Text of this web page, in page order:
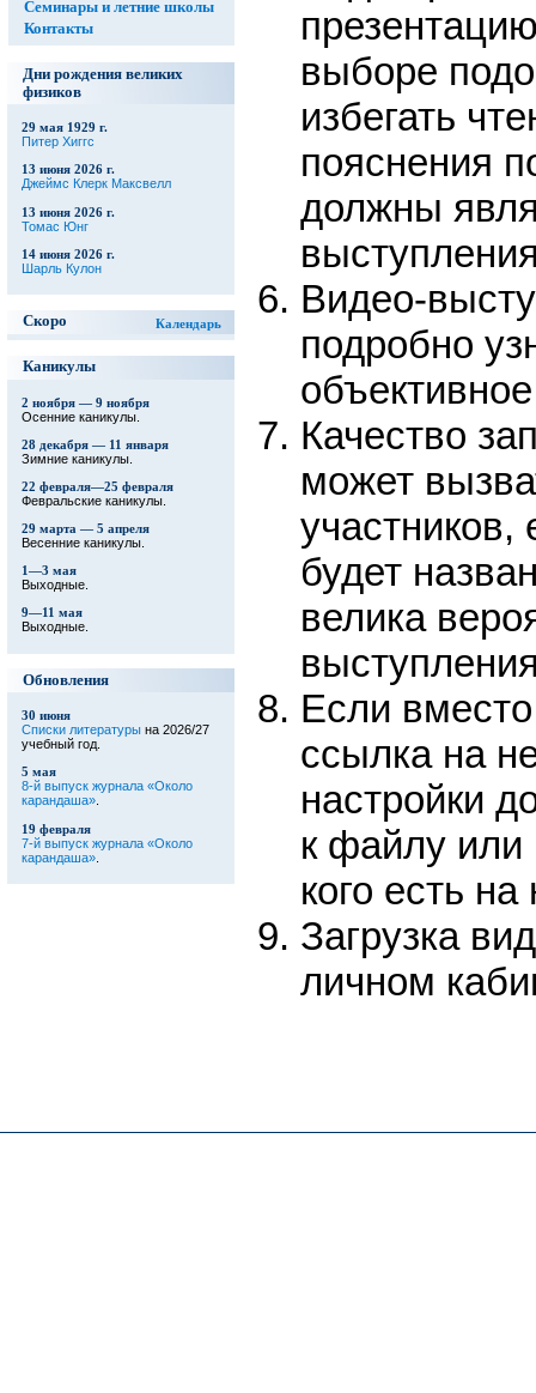
Семинары и летние школы
Контакты
Дни рождения великих
физиков
29 мая 1929 г.
Питер Хиггс
13 июня 2026 г.
Джеймс Клерк Максвелл
13 июня 2026 г.
Томас Юнг
14 июня 2026 г.
Шарль Кулон
Скоро Календарь
Каникулы
2 ноября — 9 ноября
Осенние каникулы.
28 декабря — 11 января
Зимние каникулы.
22 февраля—25 февраля
Февральские каникулы.
29 марта — 5 апреля
Весенние каникулы.
1—3 мая
Выходные.
9—11 мая
Выходные.
Обновления
30 июня
Списки литературына 2026/27
учебный год.
5 мая
8-й выпуск журнала «Около
карандаша».
19 февраля
7-й выпуск журнала «Около
карандаша».
выборе
избегать
пояснения
должны
Видео-
подробно
Качество
может
будет
велика
Если
ссылка на
настройки
к файлу или
кого есть
Загрузка
личном